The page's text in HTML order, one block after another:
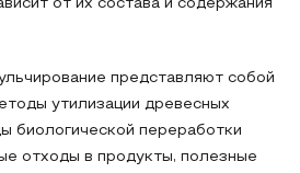
от их состава и содержания
представляют собой
утилизации древесных
биологической переработки
отходы в продукты, полезные